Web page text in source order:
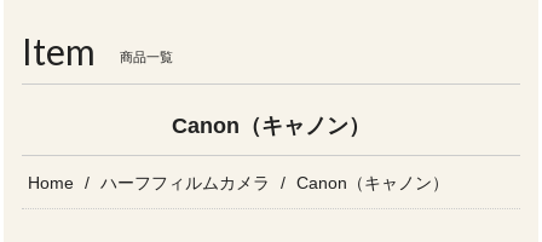
Item 商品一覧
Canon（キャノン）
Home ハーフフィルムカメラ Canon（キャノン）